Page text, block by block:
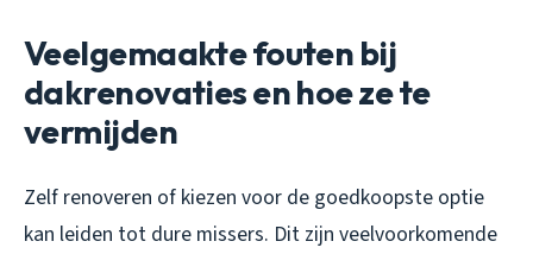
Veelgemaakte fouten bij
dakrenovaties en hoe ze te
vermijden
Zelf renoveren of kiezen voor de goedkoopste optie
kan leiden tot dure missers. Dit zijn veelvoorkomende